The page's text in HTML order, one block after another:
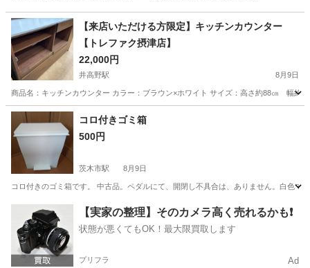
【来店いただける方限定】キッチンカウンター
【トレファク摂津店】
22,000円
井高野駅 8月9日
商品名：キッチンカウンター カラー：ブラウン×ホワイト サイズ：高さ約88㎝ 幅
大阪 大阪市 井高野駅 収納家具
コロ付きゴミ箱
500円
茨木市駅 8月9日
コロ付きのゴミ箱です。 中古品。ペダルにて、開閉し不具合は、ありません。白色
茨木市駅 インテリア雑貨/小物
【実家の整理】そのカメラ高く売れるかも❗️
状態が悪くてもOK！最大限買取します
プリフラ Ad